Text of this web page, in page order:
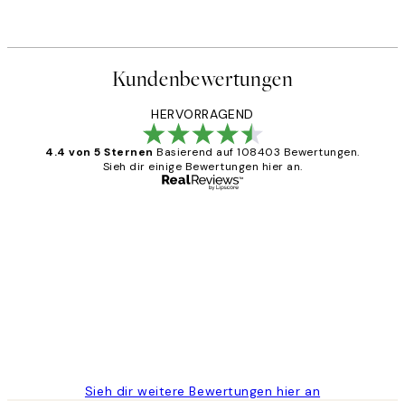
Kundenbewertungen
HERVORRAGEND
4.4 von 5 Sternen Basierend auf 108403 Bewertungen.
Sieh dir einige Bewertungen hier an.
Sieh dir weitere Bewertungen hier an